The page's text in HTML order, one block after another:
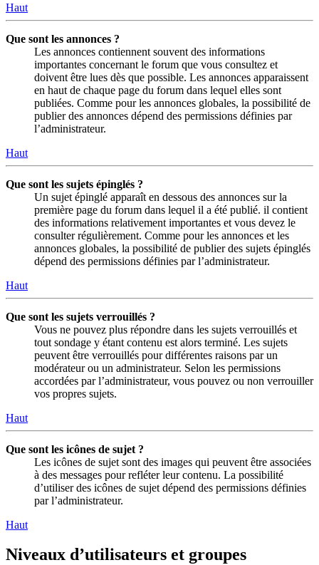
Haut
Que sont les annonces ?
Les annonces contiennent souvent des informations
importantes concernant le forum que vous consultez et
doivent être lues dès que possible. Les annonces apparaissent
en haut de chaque page du forum dans lequel elles sont
publiées. Comme pour les annonces globales, la possibilité de
publier des annonces dépend des permissions définies par
l’administrateur.
Haut
Que sont les sujets épinglés ?
Un sujet épinglé apparaît en dessous des annonces sur la
première page du forum dans lequel il a été publié. il contient
des informations relativement importantes et vous devez le
consulter régulièrement. Comme pour les annonces et les
annonces globales, la possibilité de publier des sujets épinglés
dépend des permissions définies par l’administrateur.
Haut
Que sont les sujets verrouillés ?
Vous ne pouvez plus répondre dans les sujets verrouillés et
tout sondage y étant contenu est alors terminé. Les sujets
peuvent être verrouillés pour différentes raisons par un
modérateur ou un administrateur. Selon les permissions
accordées par l’administrateur, vous pouvez ou non verrouiller
vos propres sujets.
Haut
Que sont les icônes de sujet ?
Les icônes de sujet sont des images qui peuvent être associées
à des messages pour refléter leur contenu. La possibilité
d’utiliser des icônes de sujet dépend des permissions définies
par l’administrateur.
Haut
Niveaux d’utilisateurs et groupes